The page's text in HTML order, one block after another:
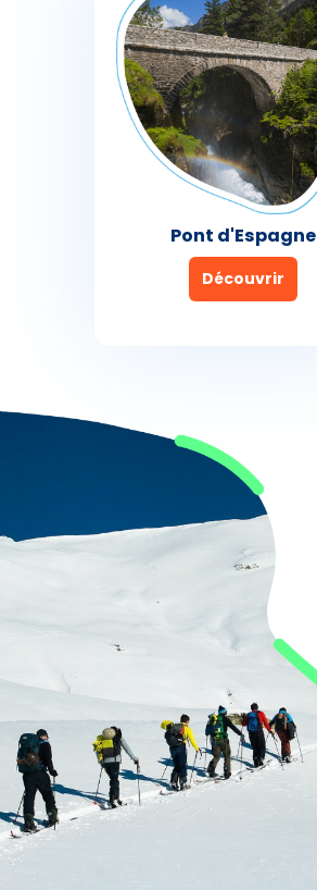
Pont d'Espagne
Découvrir